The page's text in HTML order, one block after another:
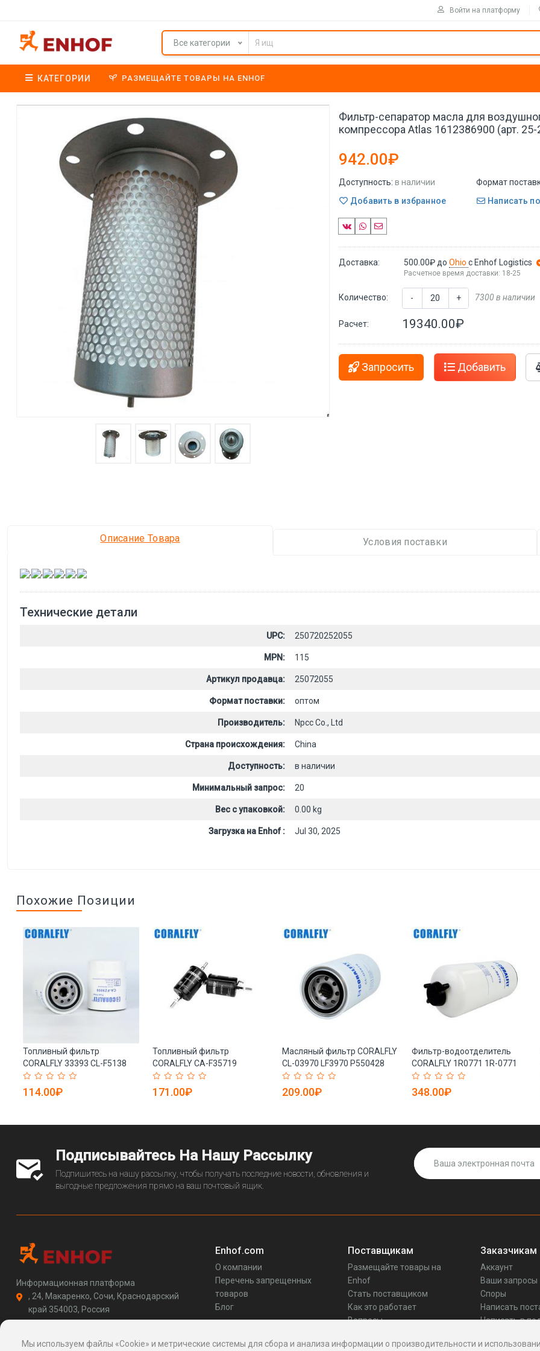
Войти на платформу
Все категории
КАТЕГОРИИ РАЗМЕЩАЙТЕ ТОВАРЫ НА ENHOF
Фильтр-сепаратор масла для
компрессора Atlas 1612386900 (арт.
942.00₽
Доступность: в наличии Формат
Добавить в избранное
Написать
Доставка: 500.00₽ доOhioс Enhof Logistics
Расчетное время доставки: 18-25
Количество: - + 7300 в наличии
Расчет: 19340.00₽
Запросить Добавить
Описание Товара Условия поставки
, , , , ,
Технические детали
UPC: 250720252055
MPN: 115
Артикул продавца: 25072055
Формат поставки: оптом
Производитель: Npcc Co., Ltd
Страна происхождения: China
Доступность: в наличии
Минимальный запрос: 20
Вес с упаковкой: 0.00 kg
Загрузка на Enhof : Jul 30, 2025
Похожие Позиции
Топливный фильтр
CORALFLY 33393 CL-F5138
FF5138 P550225 BF7967 для
спецтехники (арт. 20-
114.00₽
Топливный фильтр
CORALFLY CA-F35719
96335719 BE 9003 для
автомобилей (арт. 20-
171.00₽
Масляный фильтр CORALFLY
CL-03970 LF3970 P550428
B7177 для грузовиков (арт.
25-20125419)
209.00₽
Фильтр-водоотделитель
CORALFLY 1R0771 1R-0771
CL-S0770 (арт. 20-20125624)
348.00₽
Подписывайтесь На Нашу Рассылку
Подпишитесь на нашу рассылку, чтобы получать последние новости, обновления и
выгодные предложения прямо на ваш почтовый ящик.
Информационная платформа
, 24, Макаренко, Сочи, Краснодарский
край 354003, Россия
http://enhof.com
Enhof.com
О компании
Перечень запрещенных
товаров
Блог
Поставщикам
Размещайте товары на
Enhof
Стать поставщиком
Как это работает
Вопросы
Заказчикам
Аккаунт
Ваши запросы
Споры
Написать
Написать в
Мы используем файлы «Cookie» и метрические системы для сбора и анализа информации о производительности и